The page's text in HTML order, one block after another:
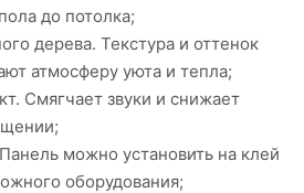
до потолка;
дерева. Текстура и оттенок
атмосферу уюта и тепла;
Смягчает звуки и снижает
можно установить на клей
оборудования;